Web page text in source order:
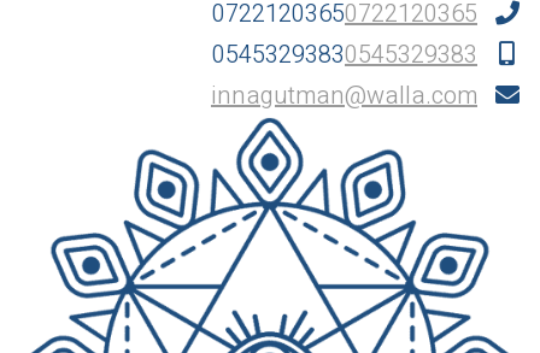
07221203650722120365
05453293830545329383
innagutman@walla.com